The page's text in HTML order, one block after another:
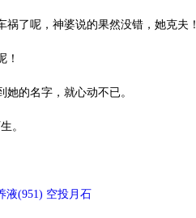
了呢，神婆说的果然没错，她克夫！
的名字，就心动不已。
。
液(951) 空投月石